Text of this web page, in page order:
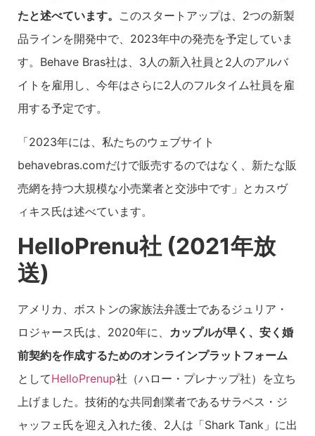
たと述べています。 このスタートアップは、2つの新製
品ラインを開発中で、2023年中の発売を予定していま
す。Behave Bras社は、3人の新入社員と2人のアルバ
イトを雇用し、今年はさらに2人のフルタイム社員を雇
用する予定です。
「2023年には、私たちのウェブサイト
behavebras.comだけで販売するのではなく、新たな販
売網を持つ大規模な小売業者と交渉中です」とカスヴ
ィキス氏は述べています。
HelloPrenu社 (2021年放
送)
アメリカ、ボストンの家族法弁護士であるジュリア・
ロジャース氏は、2020年に、 カップルが早く、安く婚
前契約を作成するためのオンラインプラットフォーム
としてHelloPrenup社（ハロー・プレナップ社）を立ち
上げました。技術的な共同創業者であるサラベス・ジ
ャッフェ氏を迎え入れた後、2人は「Shark Tank」に出